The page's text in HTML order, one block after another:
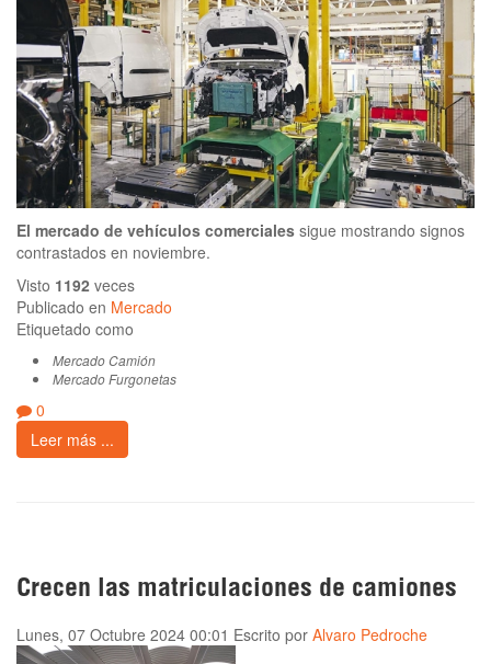
El mercado de vehículos comerciales sigue mostrando signos
contrastados en noviembre.
Visto 1192 veces
Publicado en Mercado
Etiquetado como
Mercado Camión
Mercado Furgonetas
0
Leer más ...
Crecen las matriculaciones de camiones
Lunes, 07 Octubre 2024 00:01 Escrito por Alvaro Pedroche